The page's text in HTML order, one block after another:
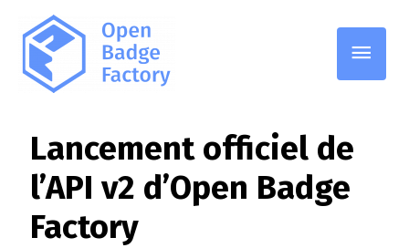
Lancement officiel de
l’API v2 d’Open Badge
Factory